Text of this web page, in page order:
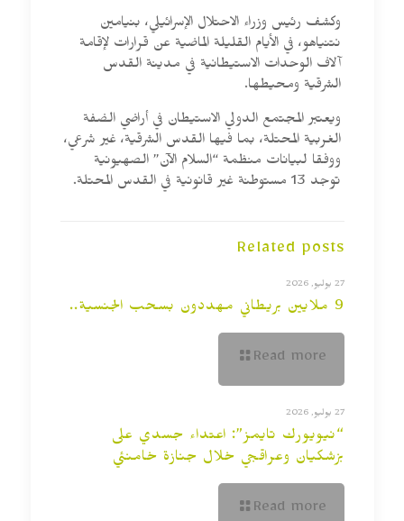
وكشف رئيس وزراء الاحتلال الإسرائيلي، بنيامين
نتنياهو، في الأيام القليلة الماضية عن قرارات لإقامة
آلاف الوحدات الاستيطانية في مدينة القدس
الشرقية ومحيطها.
ويعتبر المجتمع الدولي الاستيطان في أراضي الضفة
الغربية المحتلة، بما فيها القدس الشرقية، غير شرعي،
ووفقا لبيانات منظمة “السلام الآن” الصهيونية
توجد 13 مستوطنة غير قانونية في القدس المحتلة.
Related posts
27 يوليو, 2026
9 ملايين بريطاني مهددون بسحب الجنسية..
Read more
27 يوليو, 2026
“نيويورك تايمز”: اعتداء جسدي على
بزشكيان وعراقجي خلال جنازة خامنئي
Read more